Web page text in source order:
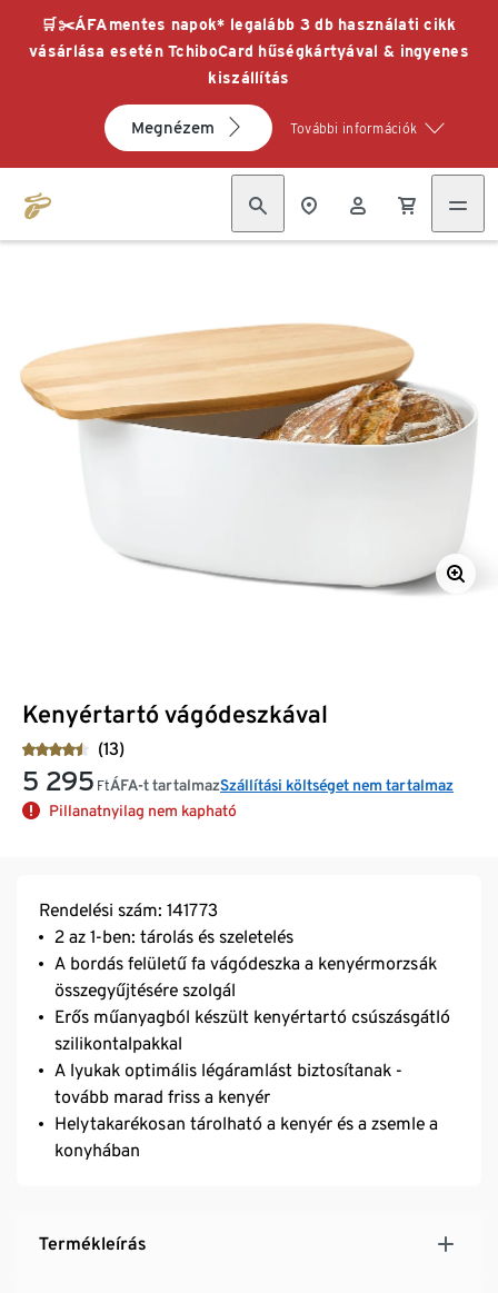
🛒✂️ÁFAmentes napok* legalább 3 db használati cikk
vásárlása esetén TchiboCard hűségkártyával & ingyenes
kiszállítás
Megnézem További információk
Kenyértartó vágódeszkával
(13)
5 295 FtÁFA-t tartalmazSzállítási költséget nem tartalmaz
Pillanatnyilag nem kapható
Rendelési szám: 141773
2 az 1-ben: tárolás és szeletelés
A bordás felületű fa vágódeszka a kenyérmorzsák
összegyűjtésére szolgál
Erős műanyagból készült kenyértartó csúszásgátló
szilikontalpakkal
A lyukak optimális légáramlást biztosítanak -
tovább marad friss a kenyér
Helytakarékosan tárolható a kenyér és a zsemle a
konyhában
Termékleírás